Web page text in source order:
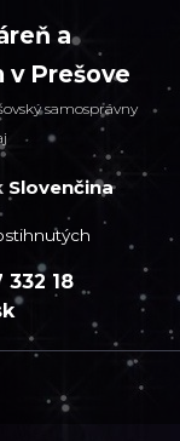
a
v Prešove
samosprávny
Slovenčina
332 18